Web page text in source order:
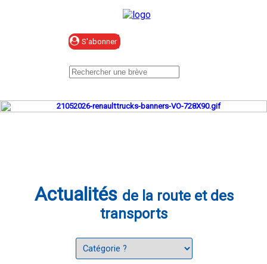
Actualités de la route et des
transports